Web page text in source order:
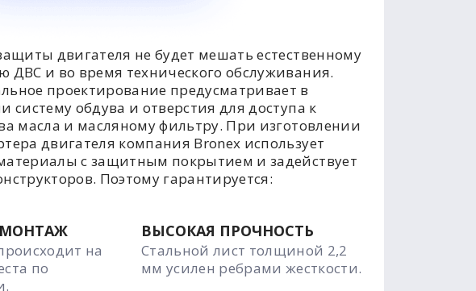
двигателя не будет мешать естественному
ДВС и во время технического обслуживания.
проектирование предусматривает в
систему обдува и отверстия для доступа к
масла и масляному фильтру. При изготовлении
двигателя компания Bronex использует
с защитным покрытием и задействует
Поэтому гарантируется:
на
по
ВЫСОКАЯ ПРОЧНОСТЬ
Стальной лист толщиной 2,2
мм усилен ребрами жесткости.